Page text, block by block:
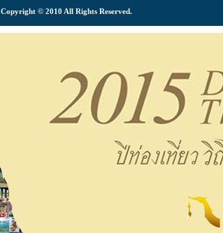
Copyright © 2010 All Rights Reserved.